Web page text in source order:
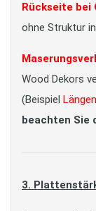
Rückseite bei
ohne Struktur
Wood Dekors
(Beispiel
beachten Sie
3.